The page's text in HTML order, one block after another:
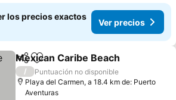
los precios exactos
Ver precios
CompartirAgregar a favoritos
Mexican Caribe Beach
/
Puntuación no disponible
Playa del Carmen, a 18.4 km de: Puerto
Aventuras